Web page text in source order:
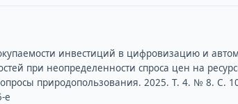
инвестиций в цифровизацию и
при неопределенности спроса цен на
природопользования. 2025. Т. 4. № 8. С.
e